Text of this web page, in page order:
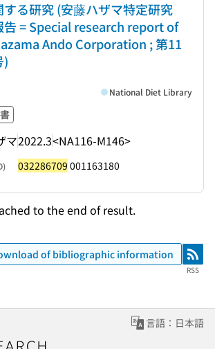
する研究 (安藤ハザマ特定研究
告 = Special research report of
Ando Corporation ; 第11
)
マ2022.3<NA116-M146>
National Diet Library
032286709 001163180
to the end of result.
of bibliographic information RSS
RSS
言語：日本語